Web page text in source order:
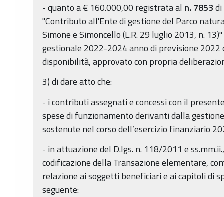
- quanto a € 160.000,00 registrata al n. 7853
"Contributo all'Ente di gestione del Parco
Simone e Simoncello (L.R. 29 luglio 2013, n.
gestionale 2022-2024 anno di previsione 2022
disponibilità, approvato con propria
3) di dare atto che:
- i contributi assegnati e concessi con il
spese di funzionamento derivanti dalla
sostenute nel corso dell’esercizio finanziario
- in attuazione del D.lgs. n. 118/2011 e
codificazione della Transazione elementare,
relazione ai soggetti beneficiari e ai capitoli di
seguente: